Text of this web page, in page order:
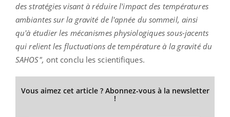
des stratégies visant à réduire l'impact des températures
ambiantes sur la gravité de l'apnée du sommeil, ainsi
qu'à étudier les mécanismes physiologiques sous-jacents
qui relient les fluctuations de température à la gravité du
SAHOS", ont conclu les scientifiques.
Vous aimez cet article ? Abonnez-vous à la newsletter
!